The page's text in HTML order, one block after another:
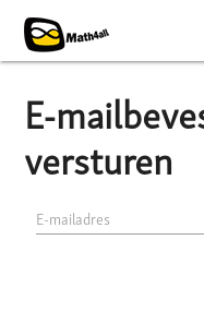
E-
versturen
E-mailadres